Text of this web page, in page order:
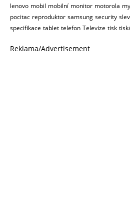
lenovo mobil mobilní monitor motorola
pocitac reproduktor samsung security
specifikace tablet telefon Televize tisk
Reklama/Advertisement